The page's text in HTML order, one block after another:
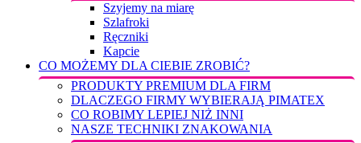
Szyjemy na miarę
Szlafroki
Ręczniki
Kapcie
CO MOŻEMY DLA CIEBIE ZROBIĆ?
PRODUKTY PREMIUM DLA FIRM
DLACZEGO FIRMY WYBIERAJĄ PIMATEX
CO ROBIMY LEPIEJ NIŻ INNI
NASZE TECHNIKI ZNAKOWANIA